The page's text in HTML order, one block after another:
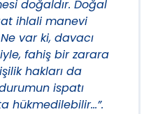
doğaldır. Doğal
ihlali manevi
var ki, davacı
fahiş bir zarara
hakları da
ispatı
hükmedilebilir…”.